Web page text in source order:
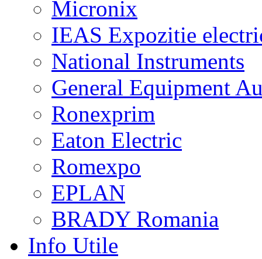
Micronix
IEAS Expozitie
National Instruments
General Equipment
Ronexprim
Eaton Electric
Romexpo
EPLAN
BRADY Romania
Info Utile